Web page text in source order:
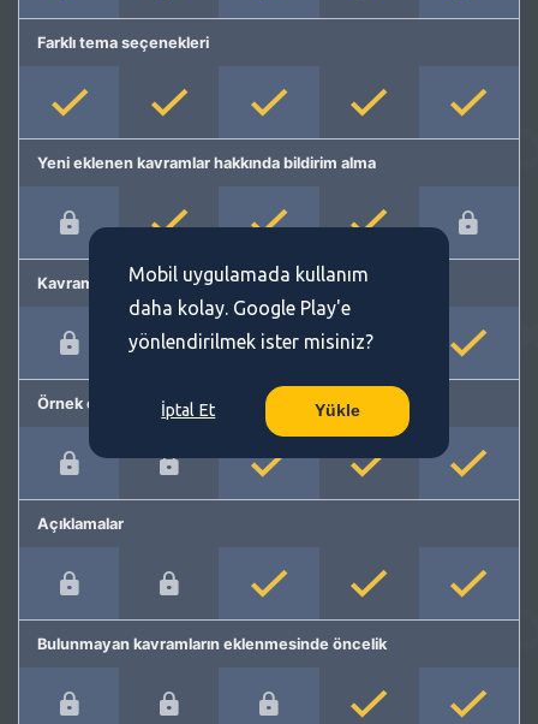
Farklı tema seçenekleri
Yeni eklenen kavramlar hakkında bildirim alma
Kavram önerme
Örnek cümleler
Açıklamalar
Bulunmayan kavramların eklenmesinde öncelik
Mobil uygulamada kullanım
daha kolay. Google Play'e
yönlendirilmek ister misiniz?
İptal Et Yükle